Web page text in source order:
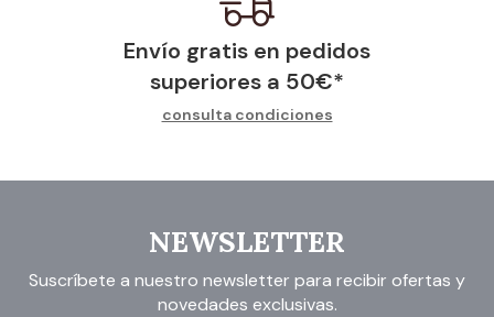
Envío gratis en pedidos
superiores a 50€*
consulta condiciones
NEWSLETTER
Suscríbete a nuestro newsletter para recibir ofertas y
novedades exclusivas.